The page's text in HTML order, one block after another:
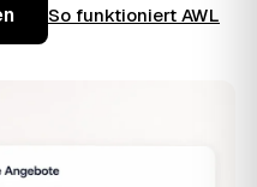
So funktioniert AWL